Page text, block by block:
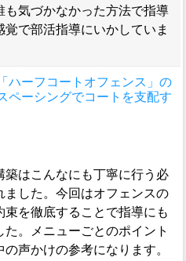
も気づかなかった方法で指導
で部活指導にいかしていま
ハーフコートオフェンス」の
ペーシングでコートを支配す
はこんなにも丁寧に行う必
した。今回はオフェンスの
を徹底することで指導にも
。メニューごとのポイント
声かけの参考になります。